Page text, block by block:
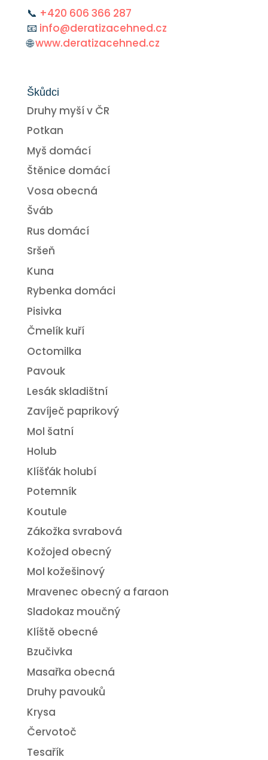
📞 +420 606 366 287
📧 info@deratizacehned.cz
🌐www.deratizacehned.cz
Škůdci
Druhy myší v ČR
Potkan
Myš domácí
Štěnice domácí
Vosa obecná
Šváb
Rus domácí
Sršeň
Kuna
Rybenka domáci
Pisivka
Čmelík kuří
Octomilka
Pavouk
Lesák skladištní
Zavíječ paprikový
Mol šatní
Holub
Klíšťák holubí
Potemník
Koutule
Zákožka svrabová
Kožojed obecný
Mol kožešinový
Mravenec obecný a faraon
Sladokaz moučný
Klíště obecné
Bzučivka
Masařka obecná
Druhy pavouků
Krysa
Červotoč
Tesařík